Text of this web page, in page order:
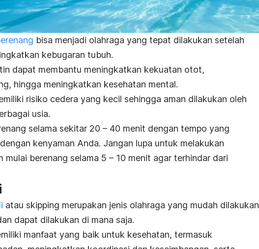
bisa menjadi olahraga yang tepat dilakukan setelah
kebugaran tubuh.
dapat membantu meningkatkan kekuatan otot,
hingga meningkatkan kesehatan mental.
risiko cedera yang kecil sehingga aman dilakukan oleh
usia.
selama sekitar 20 – 40 menit dengan tempo yang
kenyaman Anda. Jangan lupa untuk melakukan
mulai berenang selama 5 – 10 menit agar terhindar dari
atau skipping merupakan jenis olahraga yang mudah dilakukan
dapat dilakukan di mana saja.
manfaat yang baik untuk kesehatan, termasuk